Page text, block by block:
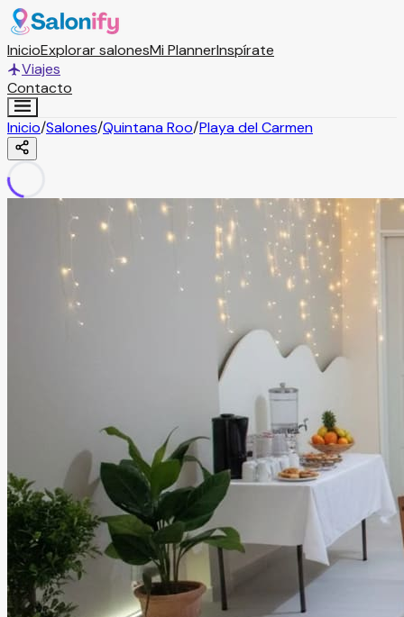
InicioExplorar salonesMi PlannerInspírate
Viajes
Contacto
Inicio/Salones/Quintana Roo/Playa del Carmen